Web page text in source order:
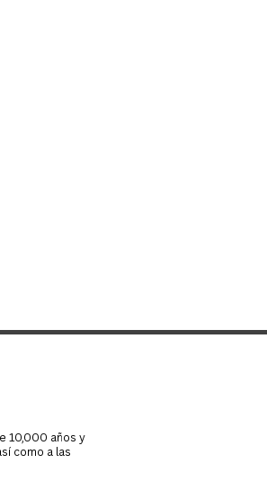
10,000 años y
como a las